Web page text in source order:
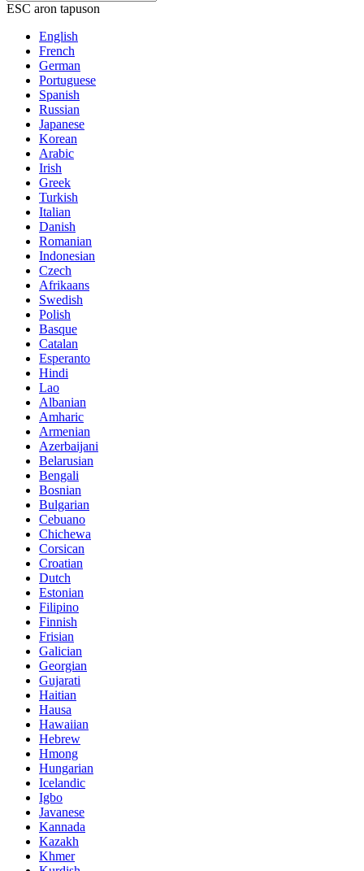
ESC aron tapuson
English
French
German
Portuguese
Spanish
Russian
Japanese
Korean
Arabic
Irish
Greek
Turkish
Italian
Danish
Romanian
Indonesian
Czech
Afrikaans
Swedish
Polish
Basque
Catalan
Esperanto
Hindi
Lao
Albanian
Amharic
Armenian
Azerbaijani
Belarusian
Bengali
Bosnian
Bulgarian
Cebuano
Chichewa
Corsican
Croatian
Dutch
Estonian
Filipino
Finnish
Frisian
Galician
Georgian
Gujarati
Haitian
Hausa
Hawaiian
Hebrew
Hmong
Hungarian
Icelandic
Igbo
Javanese
Kannada
Kazakh
Khmer